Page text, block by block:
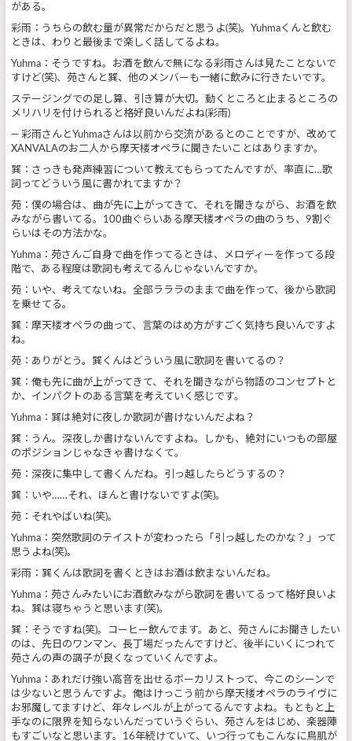
がある。
彩雨：うちらの飲む量が異常だからだと思うよ(笑)。Yuhmaくんと飲む
ときは、わりと最後まで楽しく話してるよね。
Yuhma：そうですね。お酒を飲んで無になる彩雨さんは見たことないで
すけど(笑)、苑さんと巽、他のメンバーも一緒に飲みに行きたいです。
ステージングでの足し算、引き算が大切。動くところと止まるところの
メリハリを付けられると格好良いんだよね(彩雨)
― 彩雨さんとYuhmaさんは以前から交流があるとのことですが、改めて
XANVALAのお二人から摩天楼オペラに聞きたいことはありますか。
巽：さっきも発声練習について教えてもらってたんですが、率直に…歌
詞ってどういう風に書かれてますか？
苑：僕の場合は、曲が先に上がってきて、それを聞きながら、お酒を飲
みながら書いてる。100曲ぐらいある摩天楼オペラの曲のうち、9割ぐ
らいはその方法かな。
Yuhma：苑さんご自身で曲を作ってるときは、メロディーを作ってる段
階で、ある程度は歌詞も考えてるんじゃないんですか。
苑：いや、考えてないね。全部ラララのままで曲を作って、後から歌詞
を乗せてる。
巽：摩天楼オペラの曲って、言葉のはめ方がすごく気持ち良いんですよ
ね。
苑：ありがとう。巽くんはどういう風に歌詞を書いてるの？
巽：俺も先に曲が上がってきて、それを聞きながら物語のコンセプトと
か、インパクトのある言葉を考えていく感じです。
Yuhma：巽は絶対に夜しか歌詞が書けないんだよね？
巽：うん。深夜しか書けないんですよね。しかも、絶対にいつもの部屋
のポジションじゃなきゃ書けなくて。
苑：深夜に集中して書くんだね。引っ越したらどうするの？
巽：いや……それ、ほんと書けないですよ(笑)。
苑：それやばいね(笑)。
Yuhma：突然歌詞のテイストが変わったら「引っ越したのかな？」って
思うよね(笑)。
彩雨：巽くんは歌詞を書くときはお酒は飲まないんだね。
Yuhma：苑さんみたいにお酒飲みながら歌詞を書いてるって格好良いよ
ね。巽は寝ちゃうと思います(笑)。
巽：そうですね(笑)。コーヒー飲んでます。あと、苑さんにお聞きしたい
のは、先日のワンマン、長丁場だったんですけど、後半にいくにつれて
苑さんの声の調子が良くなっていくんですよ。
Yuhma：あれだけ強い高音を出せるボーカリストって、今このシーンで
は少ないと思うんですよ。俺はけっこう前から摩天楼オペラのライヴに
お邪魔してますけど、年々レベルが上がってるんですよね。もともと上
手なのに限界を知らないんだっていうぐらい、苑さんをはじめ、楽器陣
もすごいなと思います。16年続けていて、いつ行ってもこんなに鳥肌が